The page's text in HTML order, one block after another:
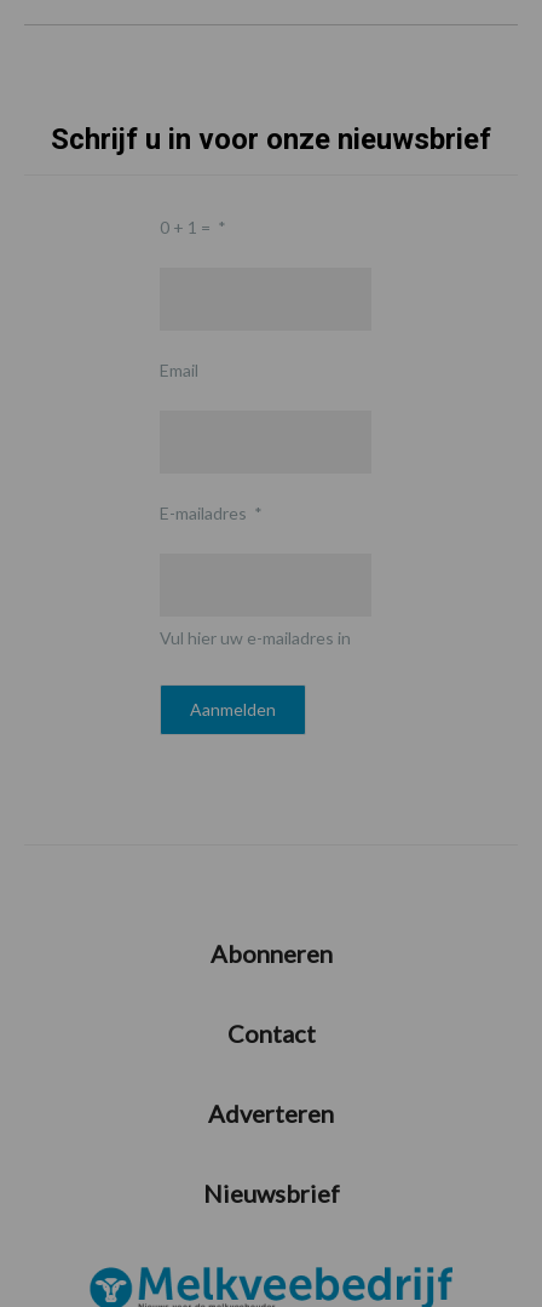
Schrijf u in voor onze nieuwsbrief
0 + 1 = *
Email
E-mailadres *
Vul hier uw e-mailadres in
Abonneren
Contact
Adverteren
Nieuwsbrief